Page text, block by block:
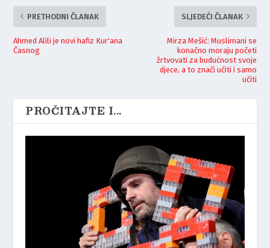
PRETHODNI ČLANAK
Ahmed Alili je novi hafiz Kur'ana
Časnog
SLJEDEĆI ČLANAK
Mirza Mešić: Muslimani se
konačno moraju početi
žrtvovati za budućnost svoje
djece, a to znači učiti i samo
učiti
PROČITAJTE I...